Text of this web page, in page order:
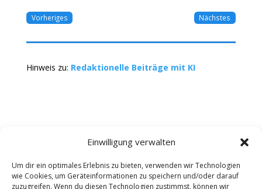
Einwilligung verwalten
Um dir ein optimales Erlebnis zu bieten, verwenden wir Technologien
wie Cookies, um Geräteinformationen zu speichern und/oder darauf
zuzugreifen. Wenn du diesen Technologien zustimmst, können wir
Vorheriges Nächstes
Hinweis zu: Redaktionelle Beiträge mit KI
Kontakt Impressum
Datenschutz